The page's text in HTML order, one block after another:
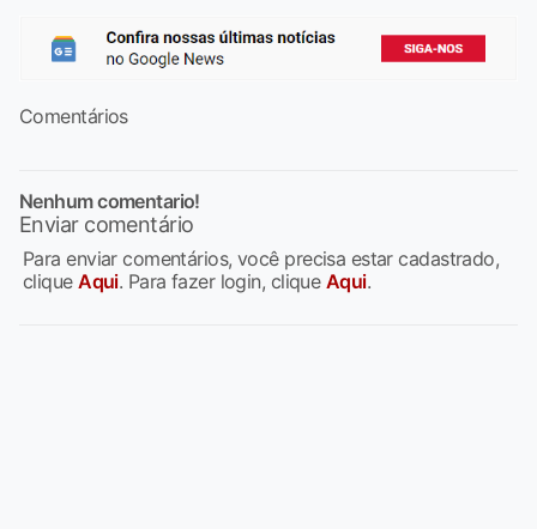
Comentários
Nenhum comentario!
Enviar comentário
Para enviar comentários, você precisa estar cadastrado,
cliqueAqui. Para fazer login, clique Aqui.